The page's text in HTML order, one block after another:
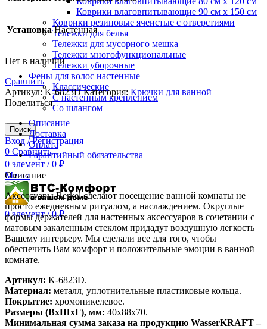
Коврики влаговпитывающие 90 см х 150 см
Коврики резиновые ячеистые с отверстиями
Тележки для белья
Тележки для мусорного мешка
Тележки многофункциональные
Тележки уборочные
Фены для волос настенные
Классические
С настенным креплением
Со шлангом
Поиск
Вход / Регистрация
0 Сравнить
0 элемент / 0 ₽
Меню
0элемент / 0₽
Установка Настенная
Нет в наличии
Сравнить
Артикул:K-6823DКатегория: Крючки для ванной
Поделиться:
Описание
Доставка
Оплата
Гарантийный обязательства
Описание
Аксессуары Berkel сделают посещение ванной комнаты не
просто ежедневным ритуалом, а наслаждением. Округлые
формы держателей для настенных аксессуаров в сочетании с
матовым закаленным стеклом придадут воздушную легкость
Вашему интерьеру. Мы сделали все для того, чтобы
обеспечить Вам комфорт и положительные эмоции в ванной
комнате.
Артикул: K-6823D.
Материал: металл, уплотнительные пластиковые кольца.
Покрытие: хромоникелевое.
Размеры (ВхШхГ), мм: 40х88х70.
Минимальная сумма заказа на продукцию WasserKRAFT –